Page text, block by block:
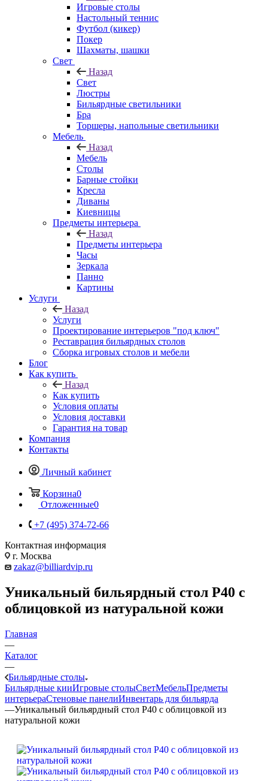
Игровые столы
Настольный теннис
Футбол (кикер)
Покер
Шахматы, шашки
Свет
Назад
Свет
Люстры
Бильярдные светильники
Бра
Торшеры, напольные светильники
Мебель
Назад
Мебель
Столы
Барные стойки
Кресла
Диваны
Киевницы
Предметы интерьера
Назад
Предметы интерьера
Часы
Зеркала
Панно
Картины
Услуги
Назад
Услуги
Проектирование интерьеров "под ключ"
Реставрация бильярдных столов
Сборка игровых столов и мебели
Блог
Как купить
Назад
Как купить
Условия оплаты
Условия доставки
Гарантия на товар
Компания
Контакты
Личный кабинет
Корзина0
Отложенные0
+7 (495) 374-72-66
Контактная информация
г. Москва
zakaz@billiardvip.ru
Уникальный бильярдный стол P40 с
облицовкой из натуральной кожи
Главная
—
Каталог
—
Бильярдные столы
Бильярдные кииИгровые столыСветМебельПредметы
интерьераСтеновые панелиИнвентарь для бильярда
—Уникальный бильярдный стол P40 с облицовкой из
натуральной кожи